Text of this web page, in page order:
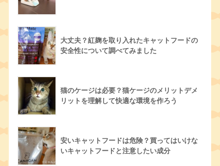
大丈夫？紅麹を取り入れたキャットフードの
安全性について調べてみました
猫のケージは必要？猫ケージのメリットデメ
リットを理解して快適な環境を作ろう
安いキャットフードは危険？買ってはいけな
いキャットフードと注意したい成分